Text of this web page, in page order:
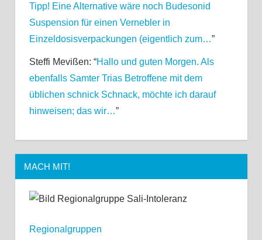
Tipp! Eine Alternative wäre noch Budesonid
Suspension für einen Vernebler in
Einzeldosisverpackungen (eigentlich zum…”
Steffi Mevißen: “Hallo und guten Morgen. Als
ebenfalls Samter Trias Betroffene mit dem
üblichen schnick Schnack, möchte ich darauf
hinweisen; das wir…”
MACH MIT!
Regionalgruppen